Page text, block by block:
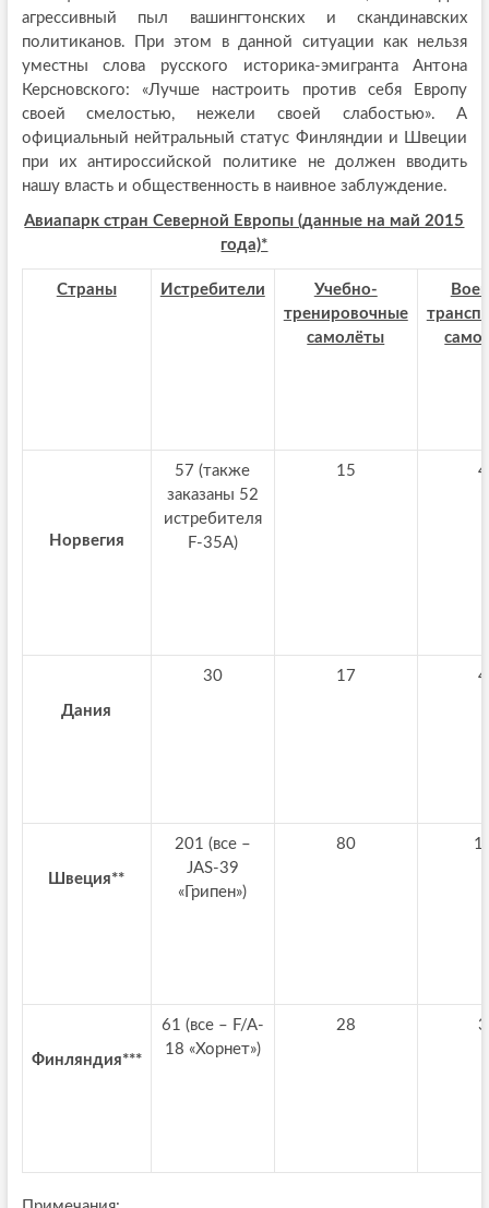
агрессивный пыл вашингтонских и скандинавских
политиканов. При этом в данной ситуации как нельзя
уместны слова русского историка-эмигранта Антона
Керсновского: «Лучше настроить против себя Европу
своей смелостью, нежели своей слабостью». А
официальный нейтральный статус Финляндии и Швеции
при их антироссийской политике не должен вводить
нашу власть и общественность в наивное заблуждение.
Авиапарк стран Северной Европы (данные на май 2015
года)*
Страны Истребители
Учебно-
тренировочные
самолёты
Норвегия
57 (также
заказаны 52
истребителя
F-35A)
15 4
Дания
30 17 4
Швеция**
201 (все –
JAS-39
«Грипен»)
80
Финляндия***
61 (все – F/A-
18 «Хорнет»)
28 3